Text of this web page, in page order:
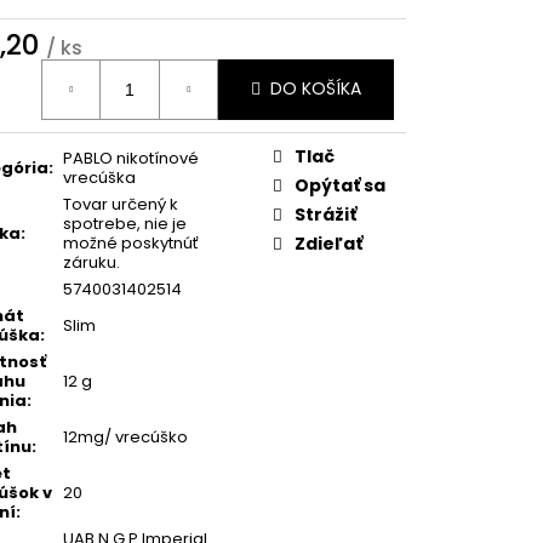
/ ks
DO KOŠÍKA
: PABLO nikotínové
vrecúška
:
Tovar určený k
spotrebe, nie je
možné poskytnúť
záruku.
5740031402514
:
Slim
:
12 g
:
12mg/ vrecúško
v
:
20
UAB N.G.P Imperial
Tlač
Opýtať sa
Strážiť
Zdieľať